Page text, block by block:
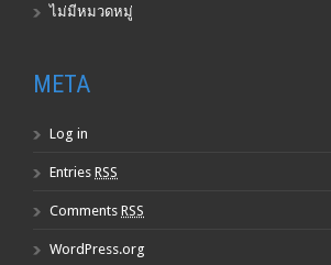
ไม่มีหมวดหมู่
META
Log in
Entries RSS
Comments RSS
WordPress.org